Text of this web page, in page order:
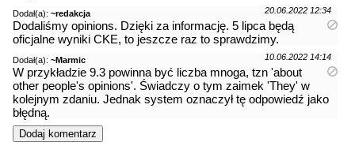
20.06.2022 12:34
Dodał(a): ~redakcja
Dodaliśmy opinions. Dzięki za informację. 5 lipca będą
oficjalne wyniki CKE, to jeszcze raz to sprawdzimy.
10.06.2022 14:14
Dodał(a): ~Marmic
W przykładzie 9.3 powinna być liczba mnoga, tzn 'about
other people's opinions'. Świadczy o tym zaimek 'They' w
kolejnym zdaniu. Jednak system oznaczył tę odpowiedź jako
błędną.